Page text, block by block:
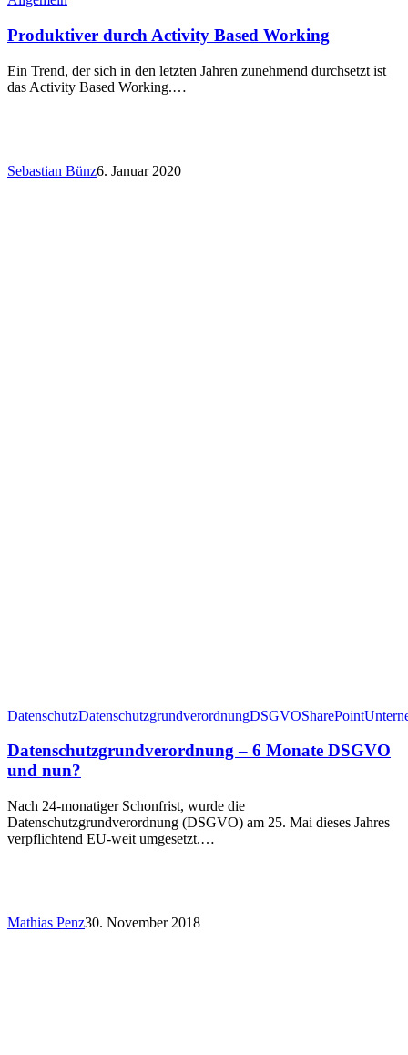
Produktiver durch Activity Based Working
Ein Trend, der sich in den letzten Jahren zunehmend durchsetzt ist
das Activity Based Working.…
Sebastian Bünz6. Januar 2020
DatenschutzDatenschutzgrundverordnungDSGVOSharePoint
Datenschutzgrundverordnung – 6 Monate DSGVO
und nun?
Nach 24-monatiger Schonfrist, wurde die
Datenschutzgrundverordnung (DSGVO) am 25. Mai dieses Jahres
verpflichtend EU-weit umgesetzt.…
Mathias Penz30. November 2018